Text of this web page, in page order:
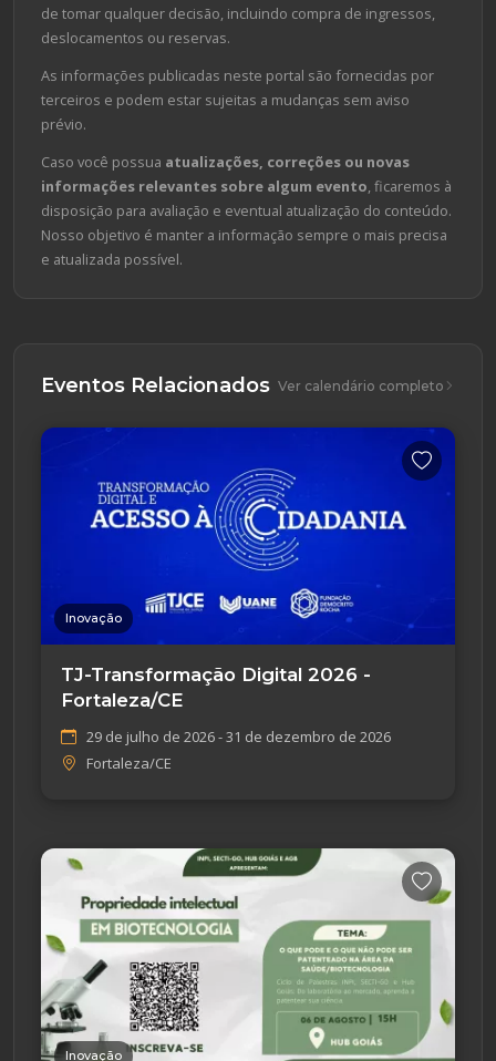
de tomar qualquer decisão, incluindo compra de ingressos,
deslocamentos ou reservas.
As informações publicadas neste portal são fornecidas por
terceiros e podem estar sujeitas a mudanças sem aviso
prévio.
Caso você possua atualizações, correções ou novas
informações relevantes sobre algum evento, ficaremos à
disposição para avaliação e eventual atualização do conteúdo.
Nosso objetivo é manter a informação sempre o mais precisa
e atualizada possível.
Eventos Relacionados Ver calendário completo
Inovação
TJ-Transformação Digital 2026 -
Fortaleza/CE
29 de julho de 2026 - 31 de dezembro de 2026
Fortaleza/CE
Inovação